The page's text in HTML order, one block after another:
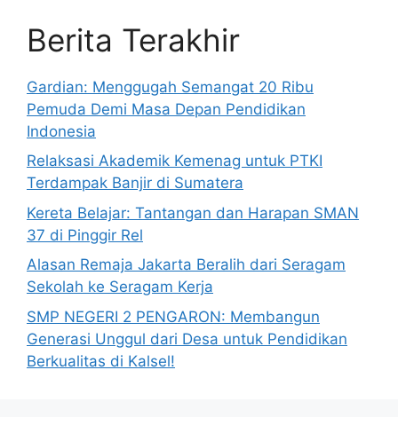
Berita Terakhir
Gardian: Menggugah Semangat 20 Ribu
Pemuda Demi Masa Depan Pendidikan
Indonesia
Relaksasi Akademik Kemenag untuk PTKI
Terdampak Banjir di Sumatera
Kereta Belajar: Tantangan dan Harapan SMAN
37 di Pinggir Rel
Alasan Remaja Jakarta Beralih dari Seragam
Sekolah ke Seragam Kerja
SMP NEGERI 2 PENGARON: Membangun
Generasi Unggul dari Desa untuk Pendidikan
Berkualitas di Kalsel!